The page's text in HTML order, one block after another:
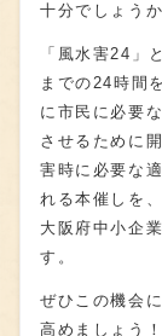
十分でしょうか
「風水害24」
までの24時間
に市民に必要
させるために
害時に必要な
れる本催しを
大阪府中小企
す。
ぜひこの機会
高めましょう！